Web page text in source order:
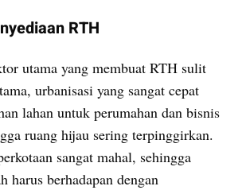
RTH
utama yang membuat RTH sulit
urbanisasi yang sangat cepat
lahan untuk perumahan dan bisnis
ruang hijau sering terpinggirkan.
sangat mahal, sehingga
harus berhadapan dengan